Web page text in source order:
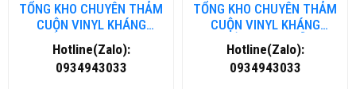
TỔNG KHO CHUYÊN THẢM
CUỘN VINYL KHÁNG
KHUẨN TẠI NHA TRANG
Hotline(Zalo):
0934943033
TỔNG KHO CHUYÊN THẢM
CUỘN VINYL KHÁNG
KHUẨN TẠI ĐÀ NẴNG
Hotline(Zalo):
0934943033